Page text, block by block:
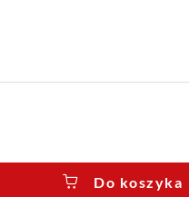
Do koszyka